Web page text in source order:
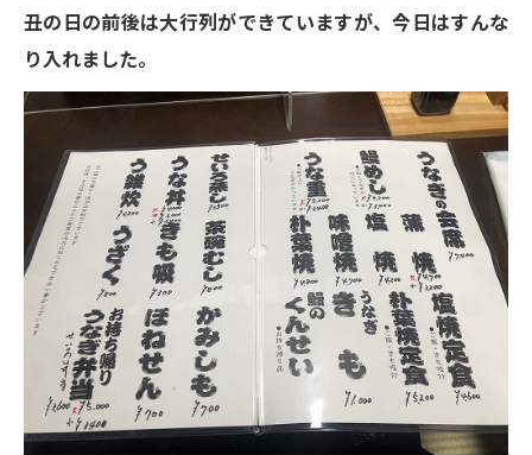
丑の日の前後は大行列ができていますが、今日はすんな
り入れました。